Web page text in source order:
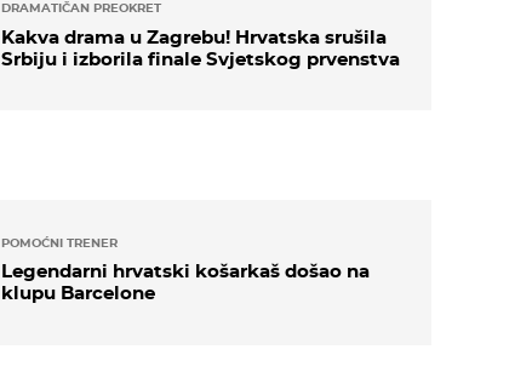
DRAMATIČAN PREOKRET
Kakva drama u Zagrebu! Hrvatska srušila
Srbiju i izborila finale Svjetskog prvenstva
POMOĆNI TRENER
Legendarni hrvatski košarkaš došao na
klupu Barcelone